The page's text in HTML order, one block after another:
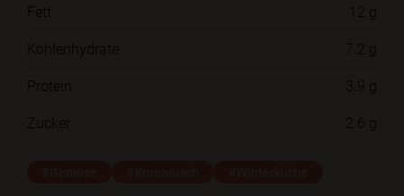
Fett
12 g
Kohlenhydrate
7.2 g
Protein
3.9 g
Zucker
2.6 g